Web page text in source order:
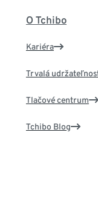
O Tchibo
Kariéra
Trvalá
Tlačové centrum
Tchibo Blog